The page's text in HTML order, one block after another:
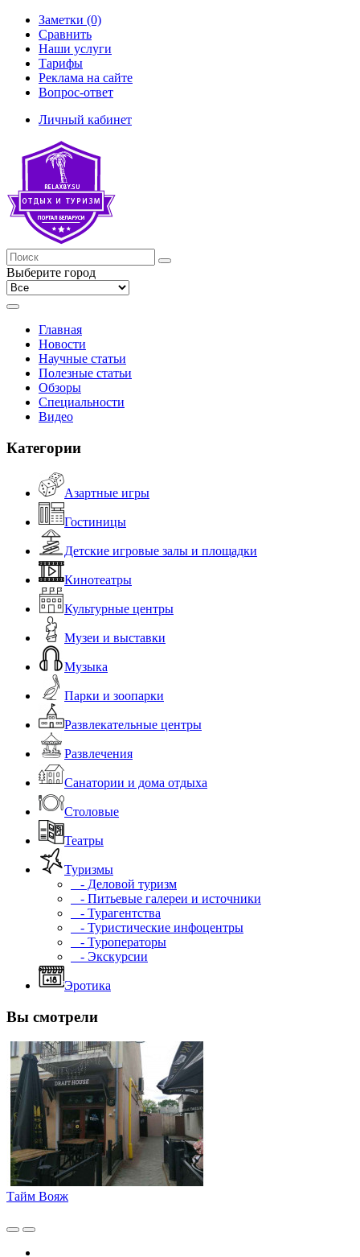
Заметки (0)
Сравнить
Наши услуги
Тарифы
Реклама на сайте
Вопрос-ответ
Личный кабинет
Выберите город
Главная
Новости
Научные статьи
Полезные статьи
Обзоры
Специальности
Видео
Категории
Азартные игры
Гостиницы
Детские игровые залы и площадки
Кинотеатры
Культурные центры
Музеи и выставки
Музыка
Парки и зоопарки
Развлекательные центры
Развлечения
Санатории и дома отдыха
Столовые
Театры
Туризмы
- Деловой туризм
- Питьевые галереи и источники
- Турагентства
- Туристические инфоцентры
- Туроператоры
- Экскурсии
Эротика
Вы смотрели
Тайм Вояж